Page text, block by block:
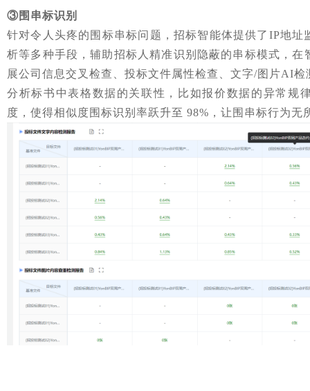
③围串标识别
针对令人头疼的围标串标问题，招标智能体提供了IP地址
析等多种手段，辅助招标人精准识别隐蔽的串标模式，在
展公司信息交叉检查、投标文件属性检查、文字/图片AI
分析标书中表格数据的关联性，比如报价数据的异常规
度，使得相似度围标识别率跃升至 98%，让围串标行为无